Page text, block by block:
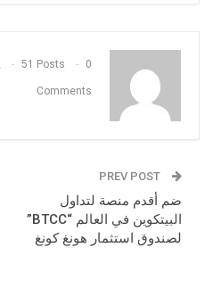
51 Posts 0
Comments
ضم أقدم منصة لتداول
البيتكوين في العالم “BTCC”
لصندوق استثمار هونغ كونغ